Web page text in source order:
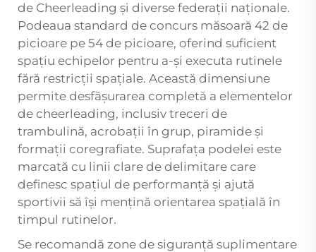
de Cheerleading și diverse federații naționale.
Podeaua standard de concurs măsoară 42 de
picioare pe 54 de picioare, oferind suficient
spațiu echipelor pentru a-și executa rutinele
fără restricții spațiale. Această dimensiune
permite desfășurarea completă a elementelor
de cheerleading, inclusiv treceri de
trambulină, acrobații în grup, piramide și
formații coregrafiate. Suprafața podelei este
marcată cu linii clare de delimitare care
definesc spațiul de performanță și ajută
sportivii să își mențină orientarea spațială în
timpul rutinelor.
Se recomandă zone de siguranță suplimentare